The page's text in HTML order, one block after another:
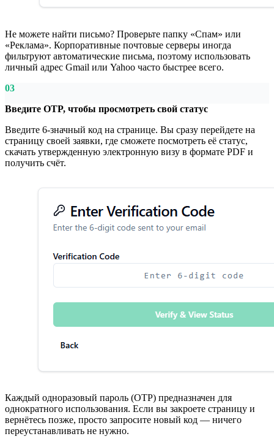
Не можете найти письмо? Проверьте папку «Спам» или
«Реклама». Корпоративные почтовые серверы иногда
фильтруют автоматические письма, поэтому использовать
личный адрес Gmail или Yahoo часто быстрее всего.
03
Введите OTP, чтобы просмотреть свой статус
Введите 6-значный код на странице. Вы сразу перейдете на
страницу своей заявки, где сможете посмотреть её статус,
скачать утвержденную электронную визу в формате PDF и
получить счёт.
Каждый одноразовый пароль (OTP) предназначен для
однократного использования. Если вы закроете страницу и
вернётесь позже, просто запросите новый код — ничего
переустанавливать не нужно.